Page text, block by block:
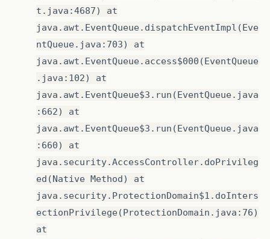
t.java:4687) at
java.awt.EventQueue.dispatchEventImpl(Eve
ntQueue.java:703) at
java.awt.EventQueue.access$000(EventQueue
.java:102) at
java.awt.EventQueue$3.run(EventQueue.java
:662) at
java.awt.EventQueue$3.run(EventQueue.java
:660) at
java.security.AccessController.doPrivileg
ed(Native Method) at
java.security.ProtectionDomain$1.doInters
ectionPrivilege(ProtectionDomain.java:76)
at